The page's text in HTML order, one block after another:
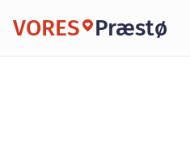
VORES Præstø